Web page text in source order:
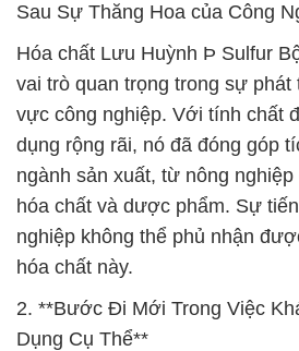
Sau Sự Thăng Hoa của Công
Hóa chất Lưu Huỳnh Þ Sulfur
vai trò quan trọng trong sự phát
vực công nghiệp. Với tính chất
dụng rộng rãi, nó đã đóng góp
ngành sản xuất, từ nông
hóa chất và dược phẩm. Sự
nghiệp không thể phủ nhận
hóa chất này.
2. **Bước Đi Mới Trong Việc
Dụng Cụ Thể**